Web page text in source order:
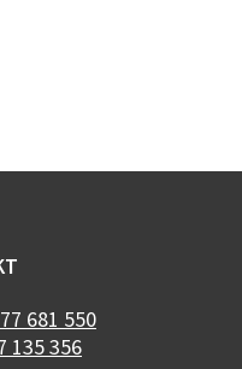
681 550
135 356